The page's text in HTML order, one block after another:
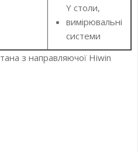
Y столи,
вимірювальні
системи
з направляючої Hiwin